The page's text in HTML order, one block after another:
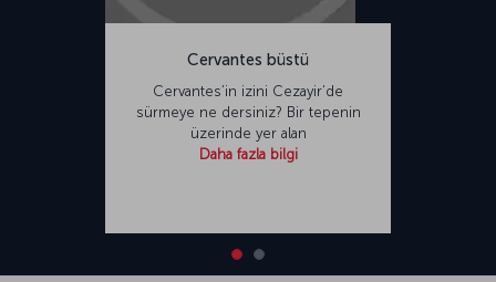
Cervantes büstü
Cervantes’in izini Cezayir’de
sürmeye ne dersiniz? Bir tepenin
üzerinde yer alan
Daha fazla bilgi